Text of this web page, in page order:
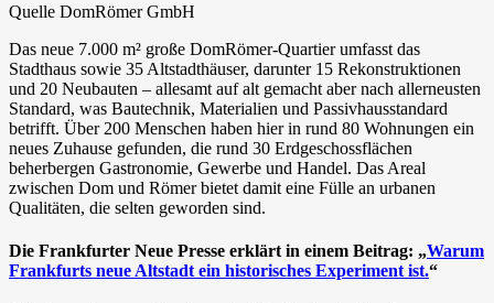
Quelle DomRömer GmbH
Das neue 7.000 m² große DomRömer-Quartier umfasst das
Stadthaus sowie 35 Altstadthäuser, darunter 15 Rekonstruktionen
und 20 Neubauten – allesamt auf alt gemacht aber nach allerneusten
Standard, was Bautechnik, Materialien und Passivhausstandard
betrifft. Über 200 Menschen haben hier in rund 80 Wohnungen ein
neues Zuhause gefunden, die rund 30 Erdgeschossflächen
beherbergen Gastronomie, Gewerbe und Handel. Das Areal
zwischen Dom und Römer bietet damit eine Fülle an urbanen
Qualitäten, die selten geworden sind.
Die Frankfurter Neue Presse erklärt in einem Beitrag: „Warum
Frankfurts neue Altstadt ein historisches Experiment ist.“